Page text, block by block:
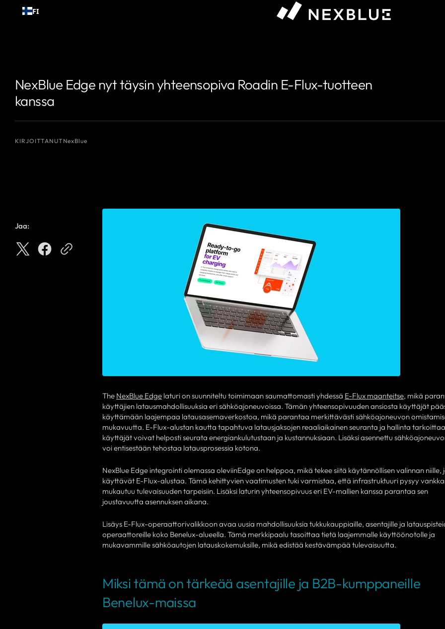
Siirry FI
NexBlue Edge nyt täysin yhteensopiva Roadin E-Flux-tuotteen
kanssa
KIRJOITTANUT NexBlue
Jaa:
The NexBlue Edge laturi on suunniteltu toimimaan saumattomasti yhdessä E-Flux maanteitse, mikä
käyttäjien latausmahdollisuuksia eri sähköajoneuvoissa. Tämän yhteensopivuuden ansiosta käyttäjät
käyttämään laajempaa latausasemaverkostoa, mikä parantaa merkittävästi sähköajoneuvon
mukavuutta. E-Flux-alustan kautta tapahtuva latausjaksojen reaaliaikainen seuranta ja hallinta
käyttäjät voivat helposti seurata energiankulutustaan ja kustannuksiaan. Lisäksi asennettu
voi entisestään tehostaa latausprosessia kotona.
NexBlue Edge integrointi olemassa oleviinEdge on helppoa, mikä tekee siitä käytännöllisen valinnan niille,
käyttävät E-Flux-alustaa. Tämä kehittyvien vaatimusten tuki varmistaa, että infrastruktuuri pysyy
mukautuu tulevaisuuden tarpeisiin. Lisäksi laturin yhteensopivuus eri EV-mallien kanssa parantaa sen
joustavuutta asennuksen aikana.
Lisäys E-Flux-operaattorivalikkoon avaa uusia mahdollisuuksia tukkukauppiaille, asentajille ja
operaattoreille koko Benelux-alueella. Tämä merkkipaalu tasoittaa tietä laajemmalle käyttöönotolle ja
mukavammille sähköautojen latauskokemuksille, mikä edistää kestävämpää tulevaisuutta.
Miksi tämä on tärkeää asentajille ja B2B-kumppaneille
Benelux-maissa